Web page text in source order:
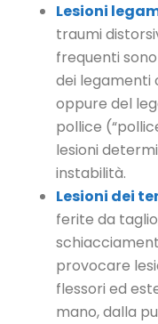
Lesioni
traumi
frequenti
dei legamenti
oppure del
pollice
lesioni
instabilità.
Lesioni dei
ferite da
provocare
flessori ed
mano, dalla